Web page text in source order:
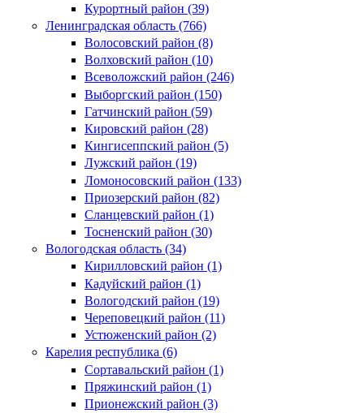
Курортный район (39)
Ленинградская область (766)
Волосовский район (8)
Волховский район (10)
Всеволожский район (246)
Выборгский район (150)
Гатчинский район (59)
Кировский район (28)
Кингисеппский район (5)
Лужский район (19)
Ломоносовский район (133)
Приозерский район (82)
Сланцевский район (1)
Тосненский район (30)
Вологодская область (34)
Кирилловский район (1)
Кадуйский район (1)
Вологодский район (19)
Череповецкий район (11)
Устюженский район (2)
Карелия республика (6)
Сортавальский район (1)
Пряжинский район (1)
Прионежский район (3)